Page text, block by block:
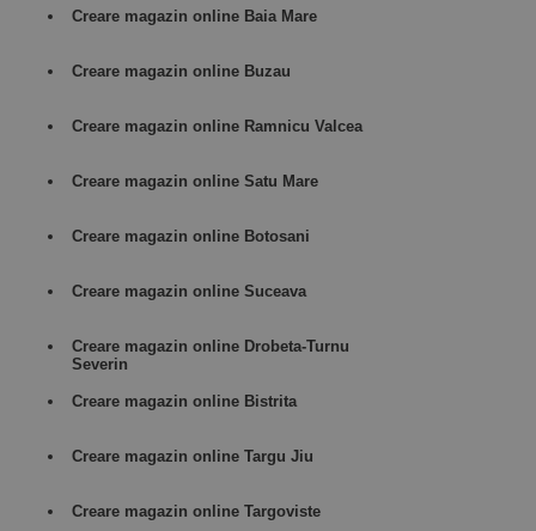
Creare magazin online Baia Mare
Creare magazin online Buzau
Creare magazin online Ramnicu Valcea
Creare magazin online Satu Mare
Creare magazin online Botosani
Creare magazin online Suceava
Creare magazin online Drobeta-Turnu
Severin
Creare magazin online Bistrita
Creare magazin online Targu Jiu
Creare magazin online Targoviste